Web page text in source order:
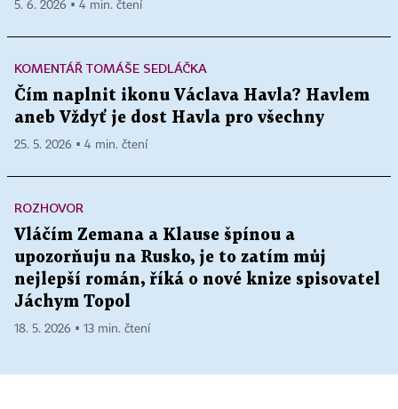
5. 6. 2026 ▪ 4 min. čtení
KOMENTÁŘ TOMÁŠE SEDLÁČKA
Čím naplnit ikonu Václava Havla? Havlem
aneb Vždyť je dost Havla pro všechny
25. 5. 2026 ▪ 4 min. čtení
ROZHOVOR
Vláčím Zemana a Klause špínou a
upozorňuju na Rusko, je to zatím můj
nejlepší román, říká o nové knize spisovatel
Jáchym Topol
18. 5. 2026 ▪ 13 min. čtení